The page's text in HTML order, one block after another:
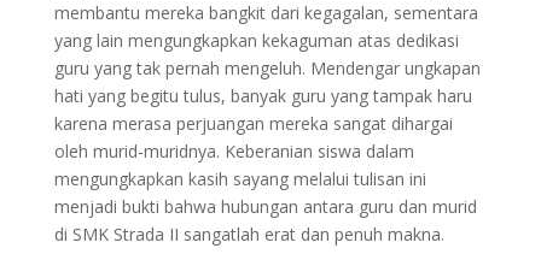
membantu mereka bangkit dari kegagalan, sementara
yang lain mengungkapkan kekaguman atas dedikasi
guru yang tak pernah mengeluh. Mendengar ungkapan
hati yang begitu tulus, banyak guru yang tampak haru
karena merasa perjuangan mereka sangat dihargai
oleh murid-muridnya. Keberanian siswa dalam
mengungkapkan kasih sayang melalui tulisan ini
menjadi bukti bahwa hubungan antara guru dan murid
di SMK Strada II sangatlah erat dan penuh makna.